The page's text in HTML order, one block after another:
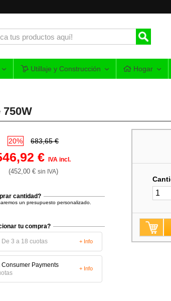
Utillaje y Construcción Hogar
20% 683,65 €
€IVA incl.
(452,00 € sin IVA)
cantidad?
un presupuesto personalizado.
tu compra?
De 3 a 18 cuotas + Info
+ Info